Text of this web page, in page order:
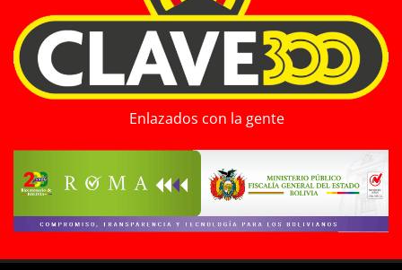
Enlazados con la gente